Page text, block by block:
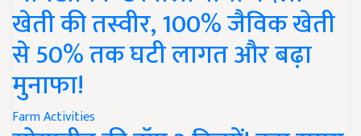
खेती की तस्वीर, 100% जैविक खेती
से 50% तक घटी लागत और बढ़ा
मुनाफा!
Farm Activities